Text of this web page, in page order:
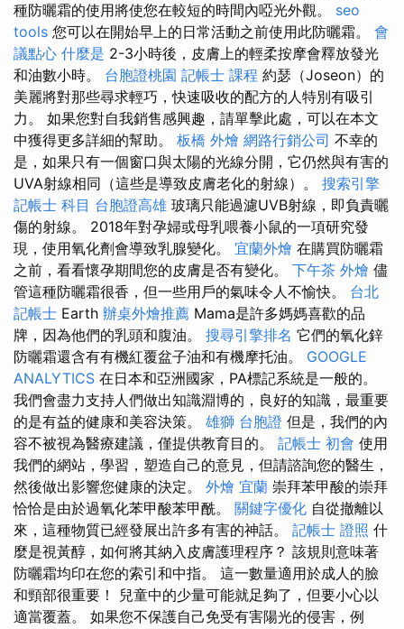
種防曬霜的使用將使您在較短的時間內啞光外觀。 seo
tools 您可以在開始早上的日常活動之前使用此防曬霜。 會
議點心 什麼是 2-3小時後，皮膚上的輕柔按摩會釋放發光
和油數小時。 台胞證桃園 記帳士 課程 約瑟（Joseon）的
美麗將對那些尋求輕巧，快速吸收的配方的人特別有吸引
力。 如果您對自我銷售感興趣，請單擊此處，可以在本文
中獲得更多詳細的幫助。 板橋 外燴 網路行銷公司 不幸的
是，如果只有一個窗口與太陽的光線分開，它仍然與有害的
UVA射線相同（這些是導致皮膚老化的射線）。 搜索引擎
記帳士 科目 台胞證高雄 玻璃只能過濾UVB射線，即負責曬
傷的射線。 2018年對孕婦或母乳喂養小鼠的一項研究發
現，使用氧化劑會導致乳腺變化。 宜蘭外燴 在購買防曬霜
之前，看看懷孕期間您的皮膚是否有變化。 下午茶 外燴 儘
管這種防曬霜很香，但一些用戶的氣味令人不愉快。 台北
記帳士 Earth 辦桌外燴推薦 Mama是許多媽媽喜歡的品
牌，因為他們的乳頭和腹油。 搜尋引擎排名 它們的氧化鋅
防曬霜還含有有機紅覆盆子油和有機摩托油。 GOOGLE
ANALYTICS 在日本和亞洲國家，PA標記系統是一般的。
我們會盡力支持人們做出知識淵博的，良好的知識，最重要
的是有益的健康和美容決策。 雄獅 台胞證 但是，我們的內
容不被視為醫療建議，僅提供教育目的。 記帳士 初會 使用
我們的網站，學習，塑造自己的意見，但請諮詢您的醫生，
然後做出影響您健康的決定。 外燴 宜蘭 崇拜苯甲酸的崇拜
恰恰是由於過氧化苯甲酸苯甲酰。 關鍵字優化 自從撤離以
來，這種物質已經發展出許多有害的神話。 記帳士 證照 什
麼是視黃醇，如何將其納入皮膚護理程序？ 該規則意味著
防曬霜均印在您的索引和中指。 這一數量適用於成人的臉
和頸部很重要！ 兒童中的少量可能就足夠了，但要小心以
適當覆蓋。 如果您不保護自己免受有害陽光的侵害，例